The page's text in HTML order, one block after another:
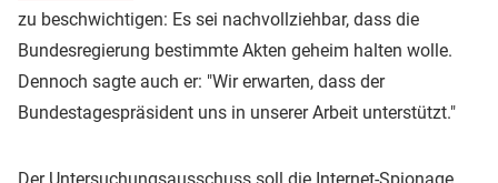
zu beschwichtigen: Es sei nachvollziehbar, dass die
Bundesregierung bestimmte Akten geheim halten wolle.
Dennoch sagte auch er: "Wir erwarten, dass der
Bundestagespräsident uns in unserer Arbeit unterstützt."